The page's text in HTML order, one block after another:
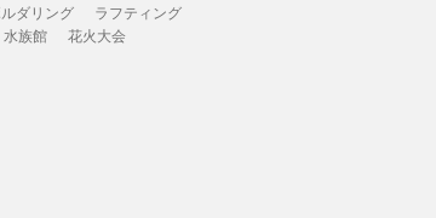
ダリング
ラフティング
水族館 花火大会